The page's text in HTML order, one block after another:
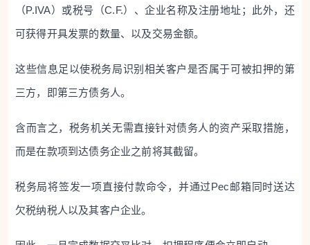
（P.IVA）或税号（C.F.）、企业名称及注册地址；此外，还
可获得开具发票的数量、以及交易金额。
这些信息足以使税务局识别相关客户是否属于可被扣押的第
三方，即第三方债务人。
含而言之，税务机关无需直接针对债务人的资产采取措施，
而是在款项到达债务企业之前将其截留。
税务局将签发一项直接付款命令，并通过Pec邮箱同时送达
欠税纳税人以及其客户企业。